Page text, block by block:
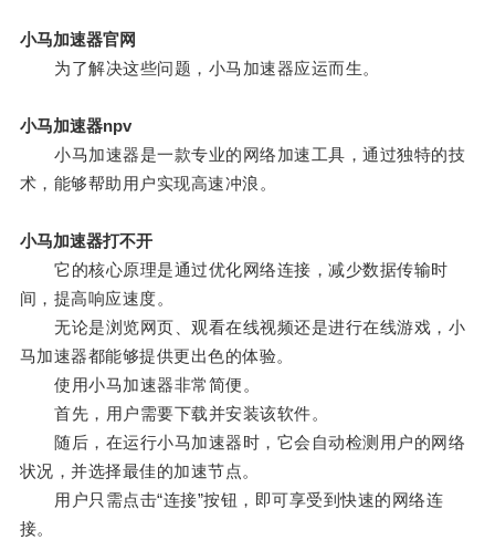
小马加速器官网
为了解决这些问题，小马加速器应运而生。
小马加速器npv
小马加速器是一款专业的网络加速工具，通过独特的技
术，能够帮助用户实现高速冲浪。
小马加速器打不开
它的核心原理是通过优化网络连接，减少数据传输时
间，提高响应速度。
无论是浏览网页、观看在线视频还是进行在线游戏，小
马加速器都能够提供更出色的体验。
使用小马加速器非常简便。
首先，用户需要下载并安装该软件。
随后，在运行小马加速器时，它会自动检测用户的网络
状况，并选择最佳的加速节点。
用户只需点击“连接”按钮，即可享受到快速的网络连
接。